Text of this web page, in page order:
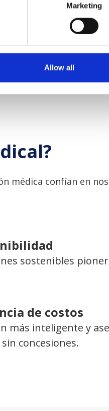
Marketing
Allow all
médica confían en
sostenibles
de costos
más inteligente y
concesiones.